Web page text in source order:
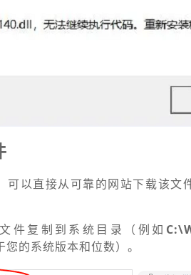
以直接从可靠的网站下载该文
件复制到系统目录（例如
您的系统版本和位数）。